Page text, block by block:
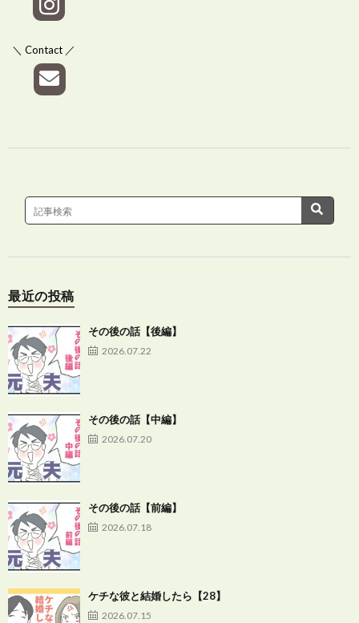
＼ Contact ／
最近の投稿
その後の話【後編】
2026.07.22
その後の話【中編】
2026.07.20
その後の話【前編】
2026.07.18
ケチな彼と結婚したら【28】
2026.07.15